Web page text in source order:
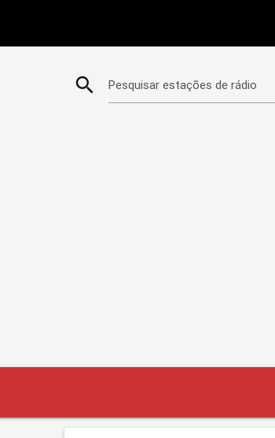
search Pesquisar estações de rádio